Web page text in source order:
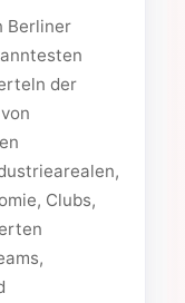
Berliner
der
Clubs,